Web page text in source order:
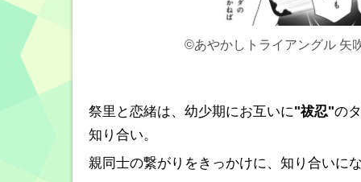
©あやかしトライアングル 矢
祭里と恋緒は、幼少期にお互いに"祓忍"の
知り合い。
親同士の繋がりをきっかけに、知り合いに